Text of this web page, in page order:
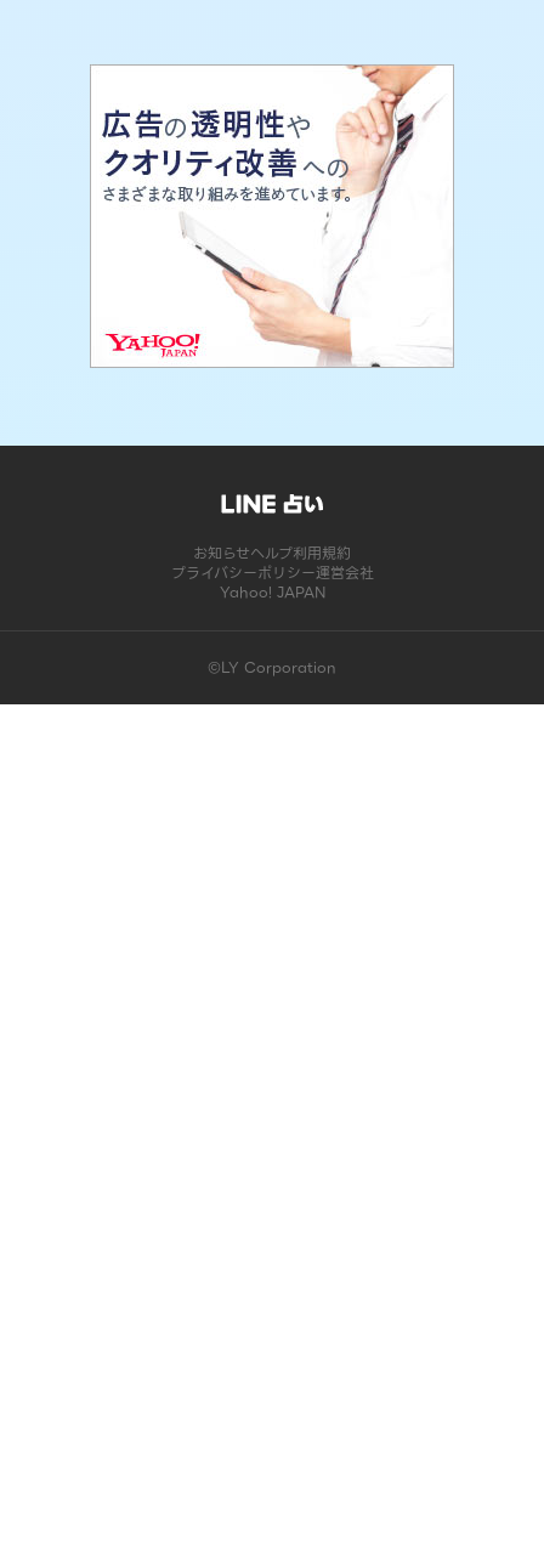
お知らせヘルプ利用規約
プライバシーポリシー運営会社
Yahoo! JAPAN
©LY Corporation
このコンテンツは掲載が終了しました | LINE占い